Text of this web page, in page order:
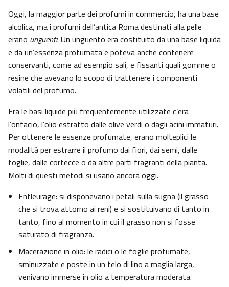
Oggi, la maggior parte dei profumi in commercio, ha una base
alcolica, ma i profumi dell’antica Roma destinati alla pelle
erano unguenti. Un unguento era costituito da una base liquida
e da un’essenza profumata e poteva anche contenere
conservanti, come ad esempio sali, e fissanti quali gomme o
resine che avevano lo scopo di trattenere i componenti
volatili del profumo.
Fra le basi liquide più frequentemente utilizzate c’era
l’onfacio, l’olio estratto dalle olive verdi o dagli acini immaturi.
Per ottenere le essenze profumate, erano molteplici le
modalità per estrarre il profumo dai fiori, dai semi, dalle
foglie, dalle cortecce o da altre parti fragranti della pianta.
Molti di questi metodi si usano ancora oggi.
Enfleurage: si disponevano i petali sulla sugna (il grasso
che si trova attorno ai reni) e si sostituivano di tanto in
tanto, fino al momento in cui il grasso non si fosse
saturato di fragranza.
Macerazione in olio: le radici o le foglie profumate,
sminuzzate e poste in un telo di lino a maglia larga,
venivano immerse in olio a temperatura moderata.